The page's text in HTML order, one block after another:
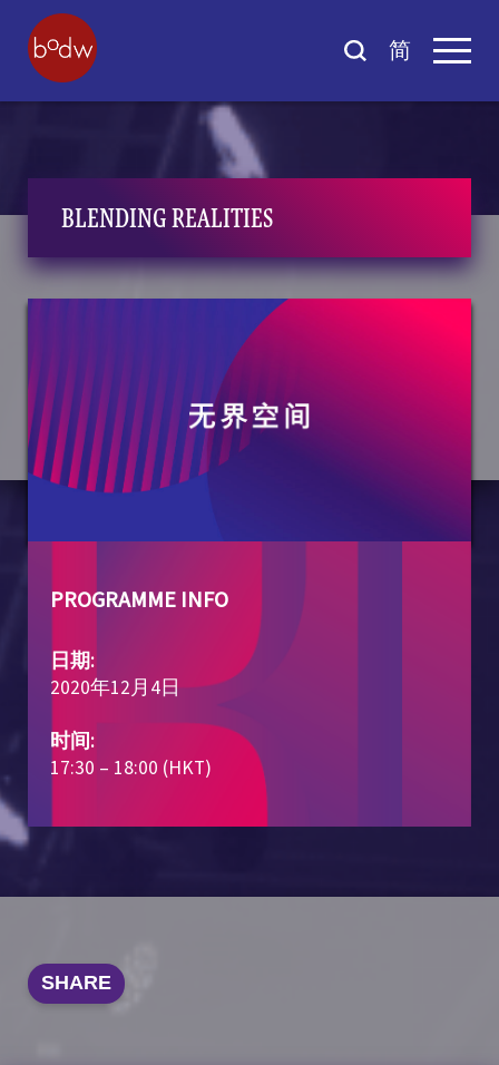
简
BLENDING REALITIES
PROGRAMME INFO
日期:
2020年12月4日
时间:
17:30 – 18:00 (HKT)
SHARE